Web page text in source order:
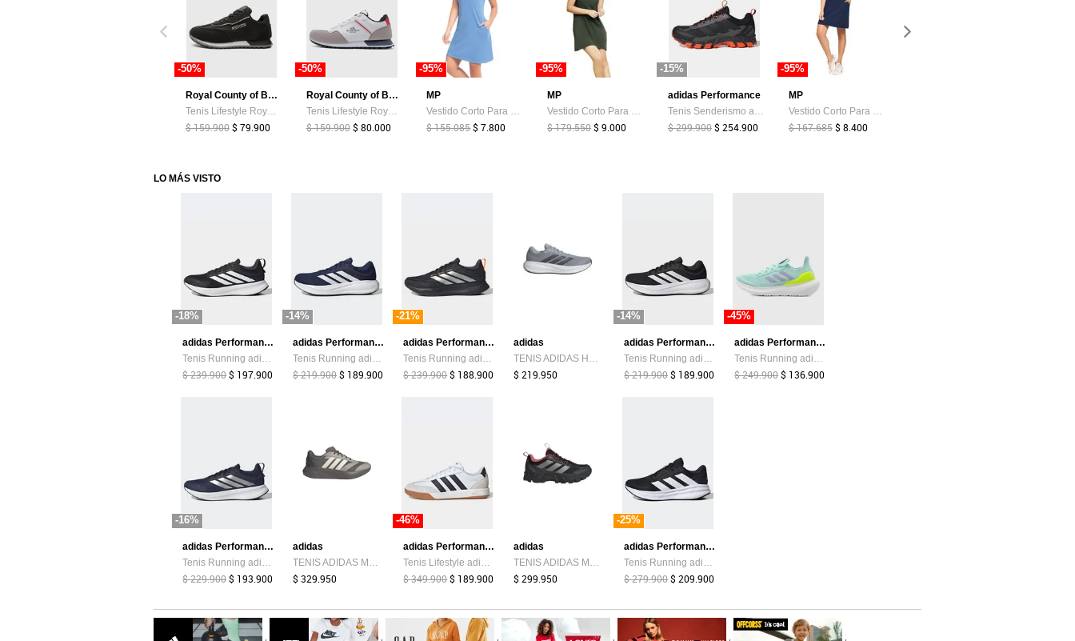
-50%
Royal County of Berkshire Polo
Tenis Lifestyle Royal County of Berkshire Polo Negro
$ 159.900 $ 79.900
-50%
Royal County of Berkshire Polo
Tenis Lifestyle Royal County of Berkshire Polo Blanco
$ 159.900 $ 80.000
-95%
MP
Vestido Corto Para Mujer Morazul MP
$ 155.085$ 7.800
-95%
MP
Vestido Corto Para Mujer Verde Militar MP
$ 179.550$ 9.000
-15%
adidas Performance
Tenis Senderismo adidas TERREX Rockadia Negro
$ 299.900$ 254.900
-95%
MP
Vestido Corto Para Mujer Azul MP
$ 167.685$ 8.400
LO MÁS VISTO
-18%
adidas Performance
$ 239.900$ 197.900
-14%
adidas Performance
$ 219.900$ 189.900
-21%
adidas Performance
$ 239.900$ 188.900
adidas
$ 219.950
-14%
adidas Performance
$ 219.900$ 189.900
-45%
adidas Performance
$ 249.900$ 136.900
-16%
adidas Performance
$ 229.900$ 193.900
adidas
$ 329.950
-46%
adidas Performance
$ 349.900$ 189.900
adidas
$ 299.950
-25%
adidas Performance
$ 279.900$ 209.900